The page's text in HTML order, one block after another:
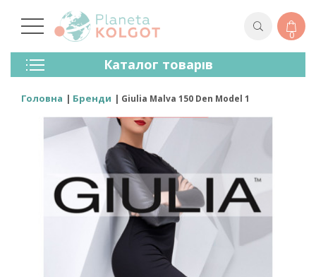
0
Каталог товарів
Колготки
Панчохи
Лосини (легінси)
Шкарпетки Та Гольфи
Спортивний Одяг
Для Дітей
Бренди
Головна Бренди Giulia Malva 150 Den Model 1